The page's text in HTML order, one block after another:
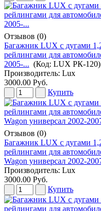
Отзывов (0)
Багажник LUX с дугами
рейлингами для
2005-... (Код: LUX РК-120)
Производитель: Lux
3000.00 Руб.
Купить
Отзывов (0)
Багажник LUX с дугами
рейлингами для
Wagon универсал 2002-
Производитель: Lux
3000.00 Руб.
Купить